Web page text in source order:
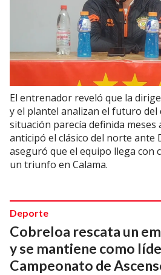
El entrenador reveló que la
y el plantel analizan el futuro del
situación parecía definida meses
anticipó el clásico del norte ante
aseguró que el equipo llega con
un triunfo en Calama.
Cobreloa rescata un
y se mantiene como
Campeonato de
Deporte